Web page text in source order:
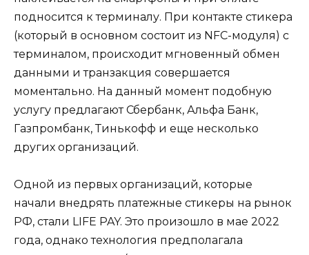
подносится к терминалу. При контакте стикера
(который в основном состоит из NFC-модуля) с
терминалом, происходит мгновенный обмен
данными и транзакция совершается
моментально. На данный момент подобную
услугу предлагают Сбербанк, Альфа Банк,
Газпромбанк, Тинькофф и еще несколько
других организаций.
Одной из первых организаций, которые
начали внедрять платежные стикеры на рынок
РФ, стали LIFE PAY. Это произошло в мае 2022
года, однако технология предполагала